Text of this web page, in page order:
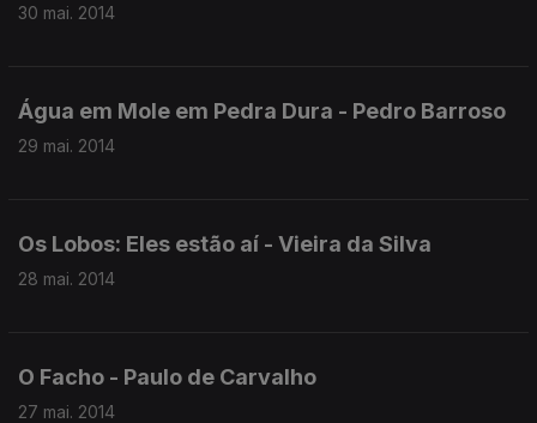
30 mai. 2014
Água em Mole em Pedra Dura - Pedro Barroso
29 mai. 2014
Os Lobos: Eles estão aí - Vieira da Silva
28 mai. 2014
O Facho - Paulo de Carvalho
27 mai. 2014